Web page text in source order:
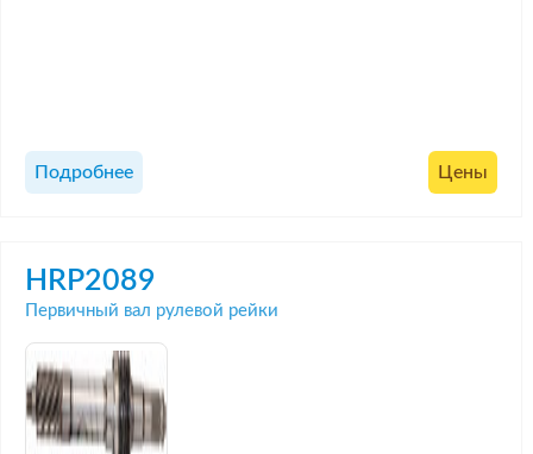
Подробнее Цены
HRP2089
Первичный вал рулевой рейки